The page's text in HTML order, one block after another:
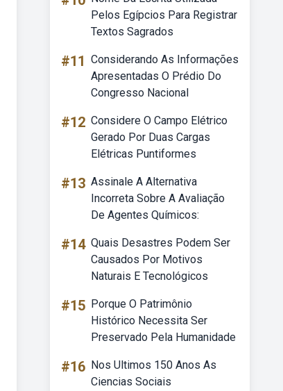
Pelos Egípcios Para Registrar
Textos Sagrados
#11 Considerando As Informações
Apresentadas O Prédio Do
Congresso Nacional
#12 Considere O Campo Elétrico
Gerado Por Duas Cargas
Elétricas Puntiformes
#13 Assinale A Alternativa
Incorreta Sobre A Avaliação
De Agentes Químicos:
#14 Quais Desastres Podem Ser
Causados Por Motivos
Naturais E Tecnológicos
#15 Porque O Patrimônio
Histórico Necessita Ser
Preservado Pela Humanidade
#16 Nos Ultimos 150 Anos As
Ciencias Sociais